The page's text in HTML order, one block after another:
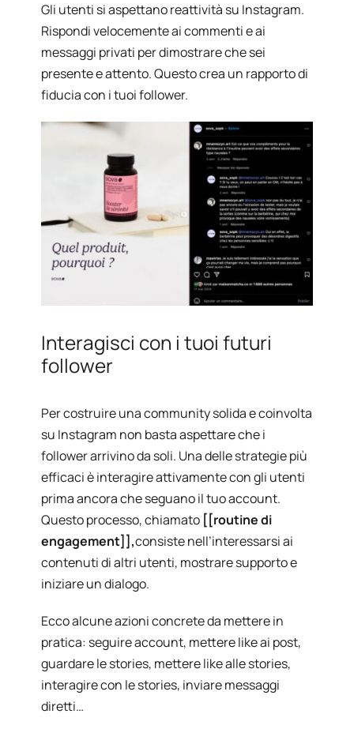
Gli utenti si aspettano reattività su Instagram.
Rispondi velocemente ai commenti e ai
messaggi privati per dimostrare che sei
presente e attento. Questo crea un rapporto di
fiducia con i tuoi follower.
Interagisci con i tuoi futuri
follower
Per costruire una community solida e coinvolta
su Instagram non basta aspettare che i
follower arrivino da soli. Una delle strategie più
efficaci è interagire attivamente con gli utenti
prima ancora che seguano il tuo account.
Questo processo, chiamato [[routine di
engagement]],consiste nell’interessarsi ai
contenuti di altri utenti, mostrare supporto e
iniziare un dialogo.
Ecco alcune azioni concrete da mettere in
pratica: seguire account, mettere like ai post,
guardare le stories, mettere like alle stories,
interagire con le stories, inviare messaggi
diretti…